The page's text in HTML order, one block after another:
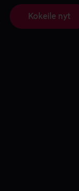
Kokeile nyt